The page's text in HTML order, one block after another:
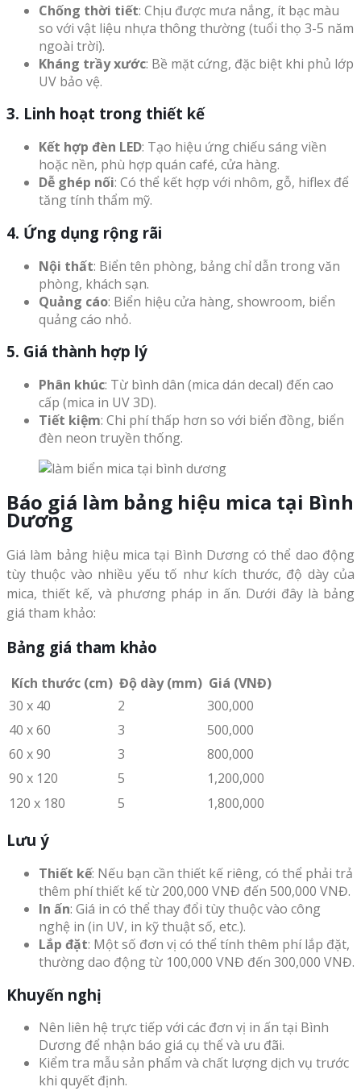
Chống thời tiết: Chịu được mưa nắng, ít bạc màu
so với vật liệu nhựa thông thường (tuổi thọ 3-5 năm
ngoài trời).
Kháng trầy xước: Bề mặt cứng, đặc biệt khi phủ lớp
UV bảo vệ.
3. Linh hoạt trong thiết kế
Kết hợp đèn LED: Tạo hiệu ứng chiếu sáng viền
hoặc nền, phù hợp quán café, cửa hàng.
Dễ ghép nối: Có thể kết hợp với nhôm, gỗ, hiflex để
tăng tính thẩm mỹ.
4. Ứng dụng rộng rãi
Nội thất: Biển tên phòng, bảng chỉ dẫn trong văn
phòng, khách sạn.
Quảng cáo: Biển hiệu cửa hàng, showroom, biển
quảng cáo nhỏ.
5. Giá thành hợp lý
Phân khúc: Từ bình dân (mica dán decal) đến cao
cấp (mica in UV 3D).
Tiết kiệm: Chi phí thấp hơn so với biển đồng, biển
đèn neon truyền thống.
Báo giá làm bảng hiệu mica tại Bình
Dương
Giá làm bảng hiệu mica tại Bình Dương có thể dao động
tùy thuộc vào nhiều yếu tố như kích thước, độ dày của
mica, thiết kế, và phương pháp in ấn. Dưới đây là bảng
giá tham khảo:
Bảng giá tham khảo
Kích thước (cm) Độ dày (mm) Giá (VNĐ)
30 x 40
2
300,000
40 x 60
3
500,000
60 x 90
3
800,000
90 x 120
5
1,200,000
120 x 180
5 1,800,000
Lưu ý
Thiết kế: Nếu bạn cần thiết kế riêng, có thể phải trả
thêm phí thiết kế từ 200,000 VNĐ đến 500,000 VNĐ.
In ấn: Giá in có thể thay đổi tùy thuộc vào công
nghệ in (in UV, in kỹ thuật số, etc.).
Lắp đặt: Một số đơn vị có thể tính thêm phí lắp đặt,
thường dao động từ 100,000 VNĐ đến 300,000 VNĐ.
Khuyến nghị
Nên liên hệ trực tiếp với các đơn vị in ấn tại Bình
Dương để nhận báo giá cụ thể và ưu đãi.
Kiểm tra mẫu sản phẩm và chất lượng dịch vụ trước
khi quyết định.